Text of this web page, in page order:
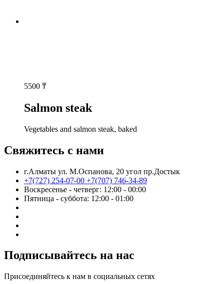
5500 ₸
Salmon steak
Vegetables and salmon steak, baked
Свяжитесь с нами
г.Алматы ул. М.Оспанова, 20 угол пр.Достык
+7(727) 254-07-00 +7(707) 746-34-89
Воскресенье - четверг: 12:00 - 00:00
Пятница - суббота: 12:00 - 01:00
Подписывайтесь на нас
Присоединяйтесь к нам в социальных сетях